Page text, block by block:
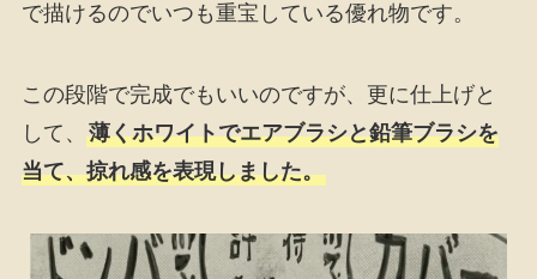
で描けるのでいつも重宝している優れ物です。
この段階で完成でもいいのですが、更に仕上げと
して、 薄くホワイトでエアブラシと鉛筆ブラシを
当て、掠れ感を表現しました。